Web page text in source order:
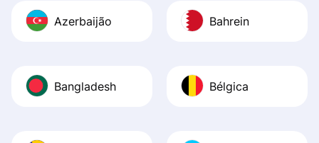
Azerbaijão Bahrein
Bangladesh Bélgica